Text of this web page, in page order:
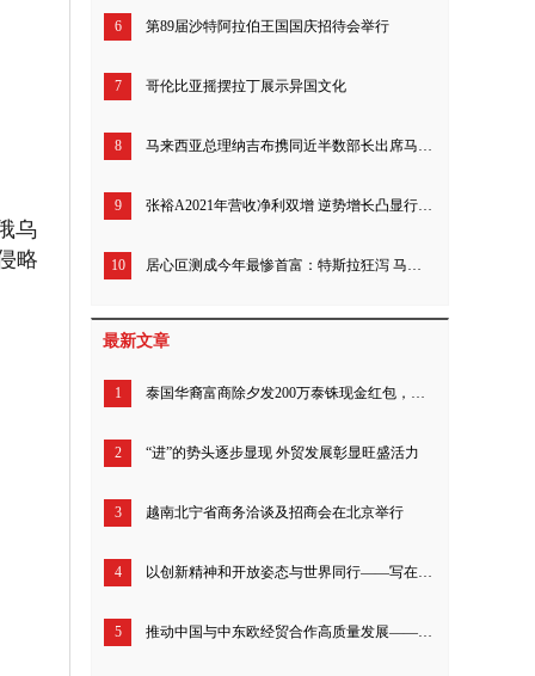
乌
略
6 第89届沙特阿拉伯王国国庆招待会举行
7 哥伦比亚摇摆拉丁展示异国文化
8 马来西亚总理纳吉布携同近半数部长出席马来西亚-中国商务论坛
9 张裕A2021年营收净利双增 逆势增长凸显行业龙头地位
10 居心叵测成今年最惨首富：特斯拉狂泻 马斯克身家暴跌 三天蒸发210亿美元
最新文章
1 泰国华裔富商除夕发200万泰铢现金红包，吸引万人上门
2 “进”的势头逐步显现 外贸发展彰显旺盛活力
3 越南北宁省商务洽谈及招商会在北京举行
4 以创新精神和开放姿态与世界同行——写在第133届广交会闭幕之际
5 推动中国与中东欧经贸合作高质量发展——第三届中国-中东欧国家博览会亮点前瞻